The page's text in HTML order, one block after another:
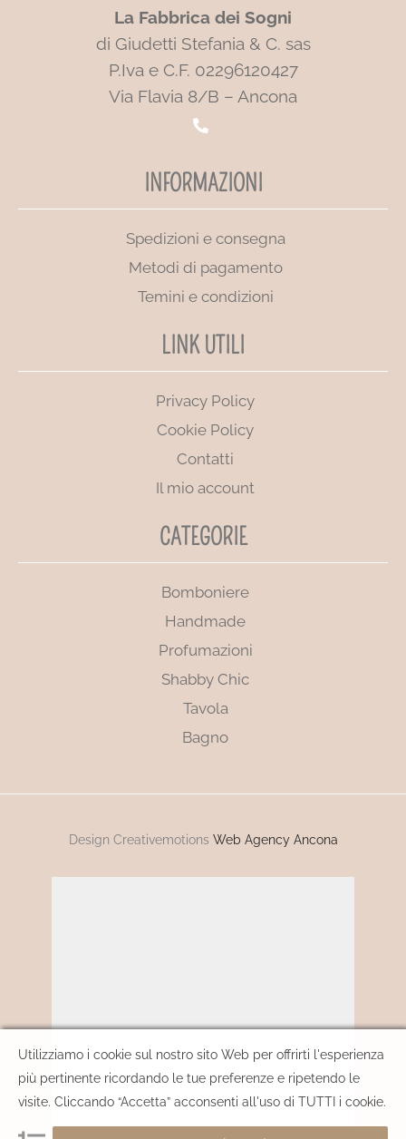
La Fabbrica dei Sogni
di Giudetti Stefania & C. sas
P.Iva e C.F. 02296120427
Via Flavia 8/B – Ancona
INFORMAZIONI
Spedizioni e consegna
Metodi di pagamento
Temini e condizioni
LINK UTILI
Privacy Policy
Cookie Policy
Contatti
Il mio account
CATEGORIE
Bomboniere
Handmade
Profumazioni
Shabby Chic
Tavola
Bagno
Design Creativemotions Web Agency Ancona
Utilizziamo i cookie sul nostro sito Web per offrirti l'esperienza
più pertinente ricordando le tue preferenze e ripetendo le
visite. Cliccando “Accetta” acconsenti all'uso di TUTTI i cookie.